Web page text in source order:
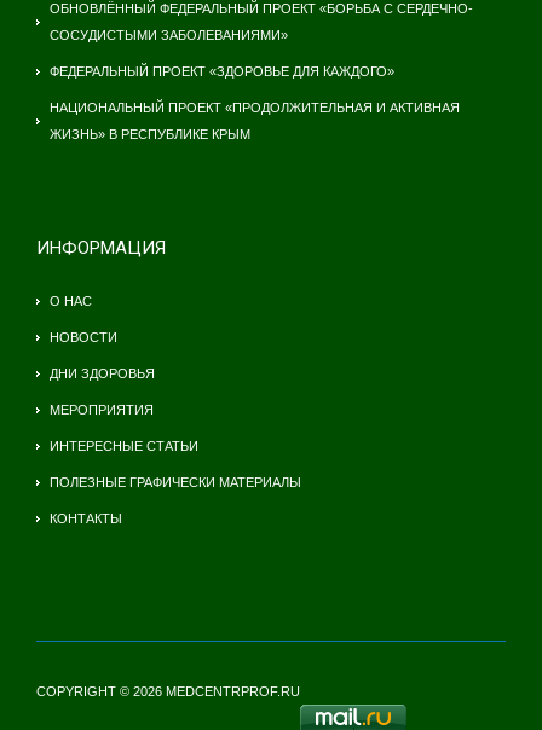
ОБНОВЛЁННЫЙ ФЕДЕРАЛЬНЫЙ ПРОЕКТ «БОРЬБА С СЕРДЕЧНО-
СОСУДИСТЫМИ ЗАБОЛЕВАНИЯМИ»
ФЕДЕРАЛЬНЫЙ ПРОЕКТ «ЗДОРОВЬЕ ДЛЯ КАЖДОГО»
НАЦИОНАЛЬНЫЙ ПРОЕКТ «ПРОДОЛЖИТЕЛЬНАЯ И АКТИВНАЯ
ЖИЗНЬ» В РЕСПУБЛИКЕ КРЫМ
ИНФОРМАЦИЯ
О НАС
НОВОСТИ
ДНИ ЗДОРОВЬЯ
МЕРОПРИЯТИЯ
ИНТЕРЕСНЫЕ СТАТЬИ
ПОЛЕЗНЫЕ ГРАФИЧЕСКИ МАТЕРИАЛЫ
КОНТАКТЫ
COPYRIGHT © 2026 MEDCENTRPROF.RU